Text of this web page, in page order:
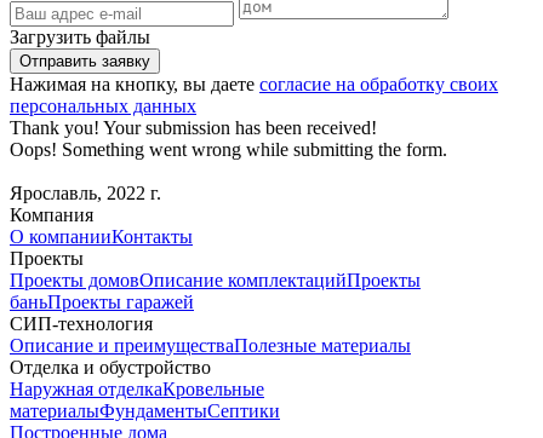
Загрузить файлы
Нажимая на кнопку, вы даете согласие на обработку своих
персональных данных
Thank you! Your submission has been received!
Oops! Something went wrong while submitting the form.
Ярославль, 2022 г.
Компания
О компанииКонтакты
Проекты
Проекты домовОписание комплектацийПроекты
баньПроекты гаражей
СИП-технология
Описание и преимуществаПолезные материалы
Отделка и обустройство
Наружная отделкаКровельные
материалыФундаментыСептики
Построенные дома